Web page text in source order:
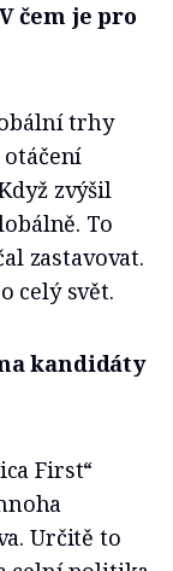
čem je pro
trhy
zvýšil
To
zastavovat.
celý svět.
kandidáty
First“
Určitě to